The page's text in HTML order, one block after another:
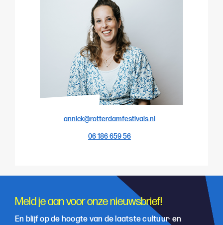
annick@rotterdamfestivals.nl
06 186 659 56
Meld je aan voor onze nieuwsbrief!
En blijf op de hoogte van de laatste cultuur- en